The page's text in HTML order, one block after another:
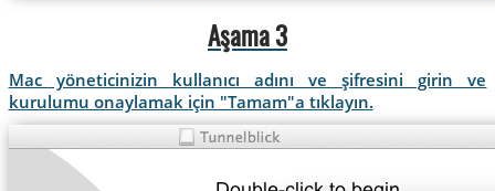
Aşama 3
Mac yöneticinizin kullanıcı adını ve şifresini girin ve
kurulumu onaylamak için "Tamam"a tıklayın.